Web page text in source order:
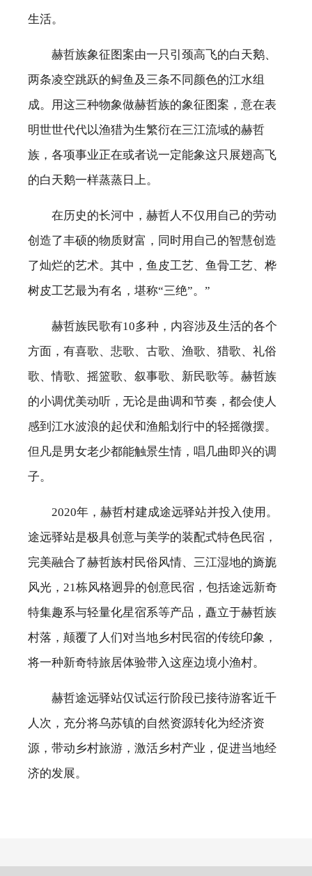
生活。
赫哲族象征图案由一只引颈高飞的白天鹅、
两条凌空跳跃的鲟鱼及三条不同颜色的江水组
成。用这三种物象做赫哲族的象征图案，意在表
明世世代代以渔猎为生繁衍在三江流域的赫哲
族，各项事业正在或者说一定能象这只展翅高飞
的白天鹅一样蒸蒸日上。
在历史的长河中，赫哲人不仅用自己的劳动
创造了丰硕的物质财富，同时用自己的智慧创造
了灿烂的艺术。其中，鱼皮工艺、鱼骨工艺、桦
树皮工艺最为有名，堪称“三绝”。”
赫哲族民歌有10多种，内容涉及生活的各个
方面，有喜歌、悲歌、古歌、渔歌、猎歌、礼俗
歌、情歌、摇篮歌、叙事歌、新民歌等。赫哲族
的小调优美动听，无论是曲调和节奏，都会使人
感到江水波浪的起伏和渔船划行中的轻摇微摆。
但凡是男女老少都能触景生情，唱几曲即兴的调
子。
2020年，赫哲村建成途远驿站并投入使用。
途远驿站是极具创意与美学的装配式特色民宿，
完美融合了赫哲族村民俗风情、三江湿地的旖旎
风光，21栋风格迥异的创意民宿，包括途远新奇
特集趣系与轻量化星宿系等产品，矗立于赫哲族
村落，颠覆了人们对当地乡村民宿的传统印象，
将一种新奇特旅居体验带入这座边境小渔村。
赫哲途远驿站仅试运行阶段已接待游客近千
人次，充分将乌苏镇的自然资源转化为经济资
源，带动乡村旅游，激活乡村产业，促进当地经
济的发展。